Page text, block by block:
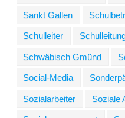
Sankt Gallen
Schulleiter
Schwäbisch Gmünd
Social-Media
Sozialarbeiter Soziale